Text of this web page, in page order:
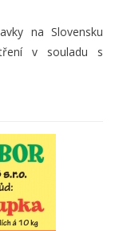
na Slovensku
v souladu s